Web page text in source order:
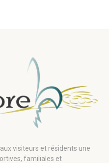
visiteurs et résidents une
familiales et